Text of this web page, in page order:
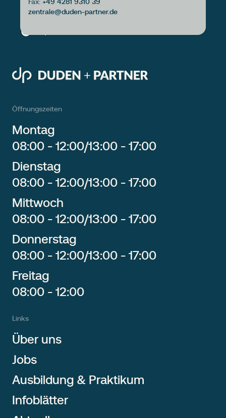
Öffnungszeiten
Montag
08:00 - 12:00/13:00 - 17:00
Dienstag
08:00 - 12:00/13:00 - 17:00
Mittwoch
08:00 - 12:00/13:00 - 17:00
Donnerstag
08:00 - 12:00/13:00 - 17:00
Freitag
08:00 - 12:00
Links
Über uns
Jobs
Ausbildung & Praktikum
Infoblätter